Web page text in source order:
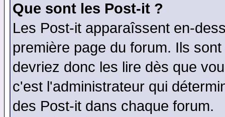
Que sont les Post-it ?
Les Post-it apparaîssent en-
première page du forum. Ils
devriez donc les lire dès que
c'est l'administrateur qui
des Post-it dans chaque forum.